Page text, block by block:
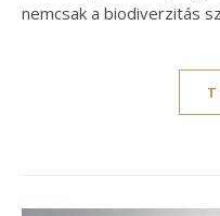
nemcsak a biodiverzitás